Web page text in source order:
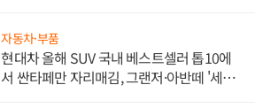
자동차·부품
현대차 올해 SUV 국내 베스트셀러 톱10에
서 싼타페만 자리매김, 그랜저·아반떼 '세단